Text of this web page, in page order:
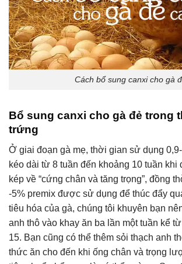
Cách bổ sung canxi cho gà
Bổ sung canxi cho gà đẻ trong
trứng
Ở giai đoạn gà mẹ, thời gian sử dụng
kéo dài từ 8 tuần đến khoảng 10 tuần khi
kép về “cứng chân và tăng trọng”, đồng
-5% premix được sử dụng để thúc đẩy
tiêu hóa của gà, chúng tôi khuyên bạn
anh thô vào khay ăn ba lần một tuần kể
15. Bạn cũng có thể thêm sỏi thạch anh
thức ăn cho đến khi ống chân và trọng